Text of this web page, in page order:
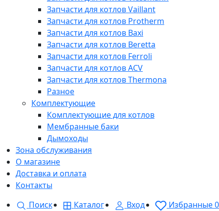
Запчасти для котлов Vaillant
Запчасти для котлов Protherm
Запчасти для котлов Baxi
Запчасти для котлов Beretta
Запчасти для котлов Ferroli
Запчасти для котлов ACV
Запчасти для котлов Thermona
Разное
Комплектующие
Комплектующие для котлов
Мембранные баки
Дымоходы
Зона обслуживания
О магазине
Доставка и оплата
Контакты
Поиск
Каталог Вход Избранные0